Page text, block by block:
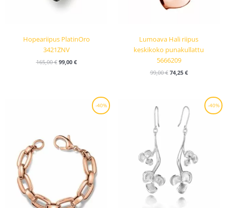
Hopeariipus PlatinOro
3421ZNV
165,00€ 99,00 €
Lumoava Hali riipus
keskikoko punakullattu
5666209
99,00€ 74,25 €
-40%
Alkuperäinen
Nykyinen
-40%
Alkuperäinen
hinta
189,00 €.
Nykyinen
hinta